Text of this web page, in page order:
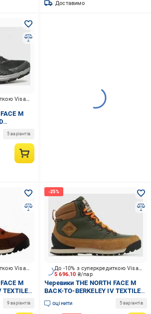
Доставимо
До -10% з суперкредиткою Visa Вигода
M
NY71
5 варіантів
До -10% з суперкредиткою Visa Вигода
M
TEXTILE
9 варіантів
5 696.10 ₴/пар
До -10% з суперкредиткою Visa Вигода
Черевики THE NORTH FACE M
BACK-TO-BERKELEY IV TEXTILE
WP NF0A8177OIK1 р.43 зелений
оцінити 5 варіантів